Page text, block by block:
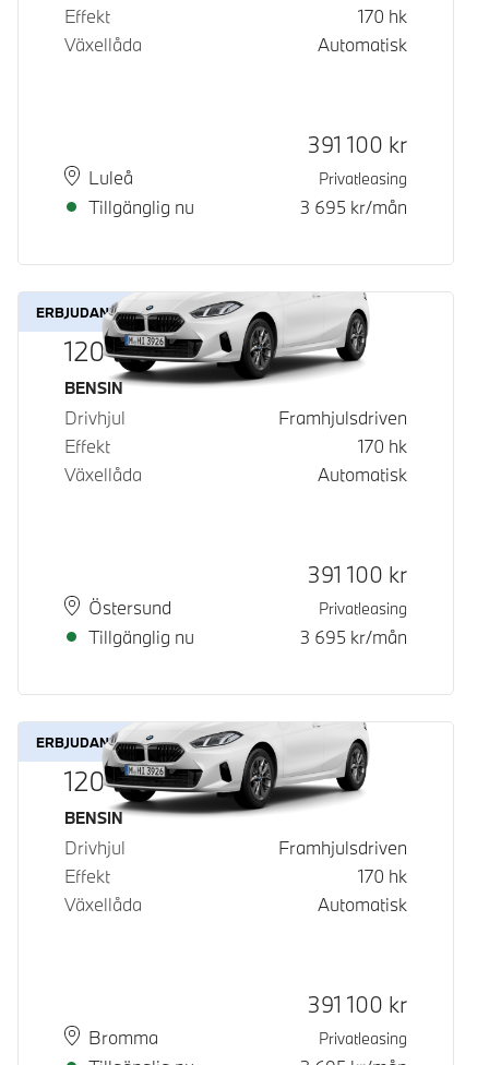
Effekt
170 hk
Växellåda
Automatisk
PlatsLuleå
Leveranstid
Tillgänglig nu
Kontantpris
391 100 kr
Privatleasing
3 695 kr/mån
ERBJUDANDE
120
Bränsle
BENSIN
Drivhjul
Framhjulsdriven
Effekt
170 hk
Växellåda
Automatisk
PlatsÖstersund
Leveranstid
Tillgänglig nu
Kontantpris
391 100 kr
Privatleasing
3 695 kr/mån
ERBJUDANDE
120
Bränsle
BENSIN
Drivhjul
Framhjulsdriven
Effekt
170 hk
Växellåda
Automatisk
PlatsBromma
Leveranstid
Kontantpris
391 100 kr
Privatleasing